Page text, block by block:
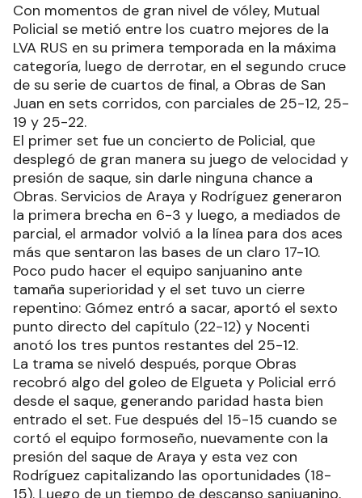
Con momentos de gran nivel de vóley, Mutual
Policial se metió entre los cuatro mejores de la
LVA RUS en su primera temporada en la máxima
categoría, luego de derrotar, en el segundo cruce
de su serie de cuartos de final, a Obras de San
Juan en sets corridos, con parciales de 25-12, 25-
19 y 25-22.
El primer set fue un concierto de Policial, que
desplegó de gran manera su juego de velocidad y
presión de saque, sin darle ninguna chance a
Obras. Servicios de Araya y Rodríguez generaron
la primera brecha en 6-3 y luego, a mediados de
parcial, el armador volvió a la línea para dos aces
más que sentaron las bases de un claro 17-10.
Poco pudo hacer el equipo sanjuanino ante
tamaña superioridad y el set tuvo un cierre
repentino: Gómez entró a sacar, aportó el sexto
punto directo del capítulo (22-12) y Nocenti
anotó los tres puntos restantes del 25-12.
La trama se niveló después, porque Obras
recobró algo del goleo de Elgueta y Policial erró
desde el saque, generando paridad hasta bien
entrado el set. Fue después del 15-15 cuando se
cortó el equipo formoseño, nuevamente con la
presión del saque de Araya y esta vez con
Rodríguez capitalizando las oportunidades (18-